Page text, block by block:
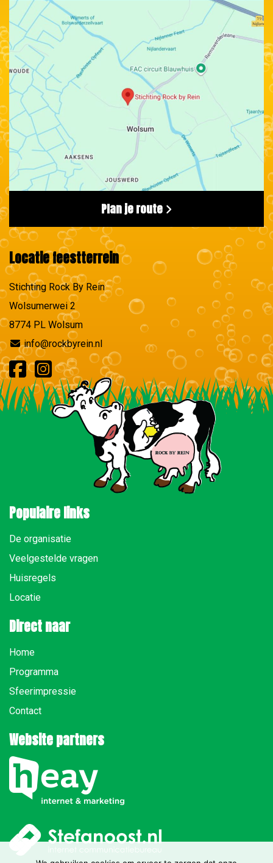
Plan je route
Locatie feestterrein
Stichting Rock By Rein
Wolsumerwei 2
8774 PL Wolsum
info@rockbyrein.nl
Populaire links
De organisatie
Veelgestelde vragen
Huisregels
Locatie
Direct naar
Home
Programma
Sfeerimpressie
Contact
Website partners